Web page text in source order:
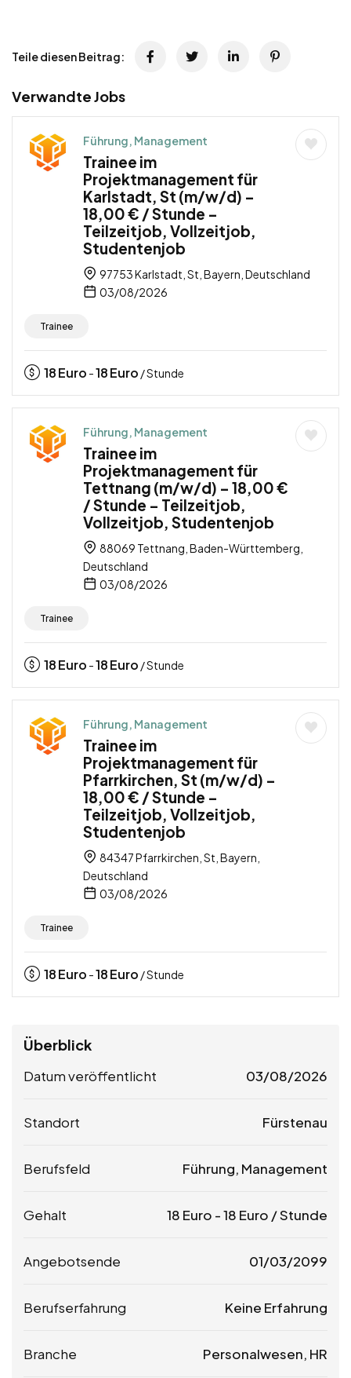
Teile diesen Beitrag:
Verwandte Jobs
Führung, Management
Trainee im
Projektmanagement für
Karlstadt, St (m/w/d) –
18,00 € / Stunde –
Teilzeitjob, Vollzeitjob,
Studentenjob
97753 Karlstadt, St, Bayern, Deutschland
03/08/2026
Trainee
18Euro -18Euro / Stunde
Führung, Management
Trainee im
Projektmanagement für
Tettnang (m/w/d) – 18,00 €
/ Stunde – Teilzeitjob,
Vollzeitjob, Studentenjob
88069 Tettnang, Baden-Württemberg,
Deutschland
03/08/2026
Trainee
18Euro -18Euro / Stunde
Führung, Management
Trainee im
Projektmanagement für
Pfarrkirchen, St (m/w/d) –
18,00 € / Stunde –
Teilzeitjob, Vollzeitjob,
Studentenjob
84347 Pfarrkirchen, St, Bayern,
Deutschland
03/08/2026
Trainee
18Euro -18Euro / Stunde
Überblick
Datum veröffentlicht 03/08/2026
Standort Fürstenau
Berufsfeld Führung, Management
Gehalt 18 Euro -18 Euro / Stunde
Angebotsende 01/03/2099
Berufserfahrung Keine Erfahrung
Branche Personalwesen, HR